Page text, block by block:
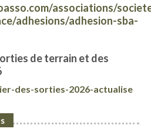
associations/
adhesions/adhesion-sba-
de terrain et des
des-sorties-2026-actualise